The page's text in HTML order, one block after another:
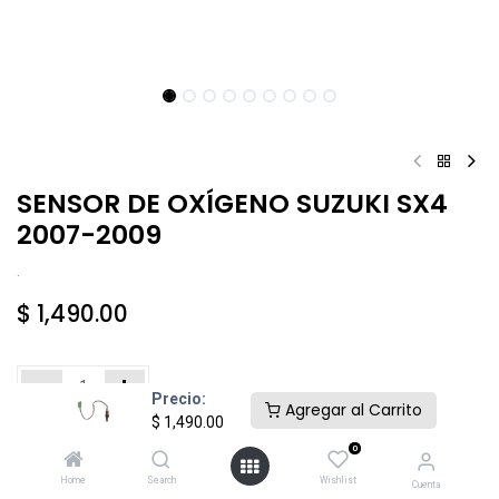
Precio:
$ 1,490.00
Agregar al Carrito
Home Search
0
Wishlist Cuenta
SENSOR DE OXÍGENO SUZUKI SX4
2007-2009
$ 1,490.00
Comprar ahora
Agregar a la lista de deseos